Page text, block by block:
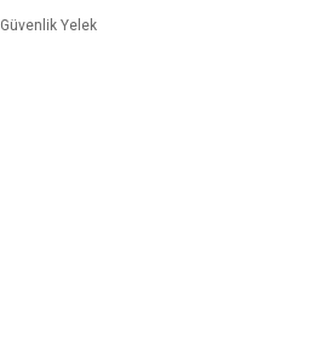
Güvenlik Yelek